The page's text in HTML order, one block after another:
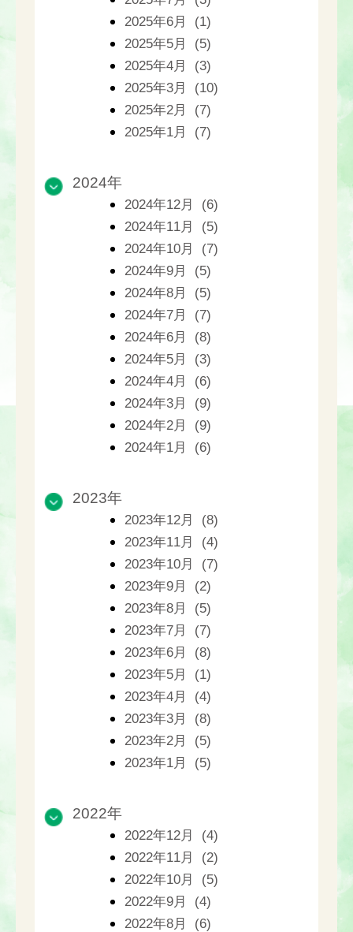
2025年6月 (1)
2025年5月 (5)
2025年4月 (3)
2025年3月 (10)
2025年2月 (7)
2025年1月 (7)
2024年
2024年12月 (6)
2024年11月 (5)
2024年10月 (7)
2024年9月 (5)
2024年8月 (5)
2024年7月 (7)
2024年6月 (8)
2024年5月 (3)
2024年4月 (6)
2024年3月 (9)
2024年2月 (9)
2024年1月 (6)
2023年
2023年12月 (8)
2023年11月 (4)
2023年10月 (7)
2023年9月 (2)
2023年8月 (5)
2023年7月 (7)
2023年6月 (8)
2023年5月 (1)
2023年4月 (4)
2023年3月 (8)
2023年2月 (5)
2023年1月 (5)
2022年
2022年12月 (4)
2022年11月 (2)
2022年10月 (5)
2022年9月 (4)
2022年8月 (6)